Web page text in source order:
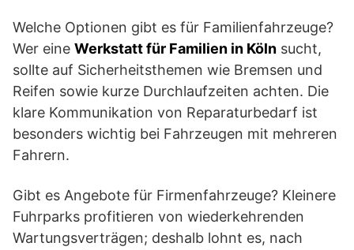
Welche Optionen gibt es für Familienfahrzeuge?
Wer eine Werkstatt für Familien in Köln sucht,
sollte auf Sicherheitsthemen wie Bremsen und
Reifen sowie kurze Durchlaufzeiten achten. Die
klare Kommunikation von Reparaturbedarf ist
besonders wichtig bei Fahrzeugen mit mehreren
Fahrern.
Gibt es Angebote für Firmenfahrzeuge? Kleinere
Fuhrparks profitieren von wiederkehrenden
Wartungsverträgen; deshalb lohnt es, nach